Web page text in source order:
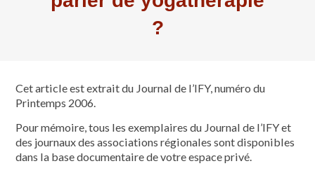
?
Cet article est extrait du Journal de l’IFY, numéro du
Printemps 2006.
Pour mémoire, tous les exemplaires du Journal de l’IFY et
des journaux des associations régionales sont disponibles
dans la base documentaire de votre espace privé.